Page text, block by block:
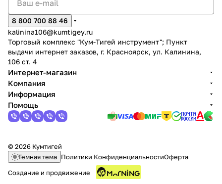
8 800 700 88 46
kalinina106@kumtigey.ru
Торговый комплекс "Кум-Тигей инструмент"; Пункт
выдачи интернет заказов, г. Красноярск, ул. Калинина,
106 ст. 4
Интернет-магазин
Компания
Информация
Помощь
© 2026 Кумтигей
Темная тема Политики КонфиденциальностиОферта
Создание и продвижение
раз в 2 недели